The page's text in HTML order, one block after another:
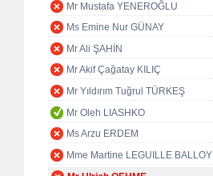
Mr Mustafa YENEROĞLU
Ms Emine Nur GÜNAY
Mr Ali ŞAHİN
Mr Akif Çağatay KILIÇ
Mr Yıldırım Tuğrul TÜRKEŞ
Mr Oleh LIASHKO
Ms Arzu ERDEM
Mme Martine LEGUILLE BALLOY